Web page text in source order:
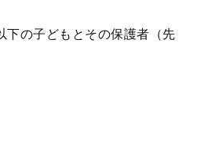
下の子どもとその保護者（先